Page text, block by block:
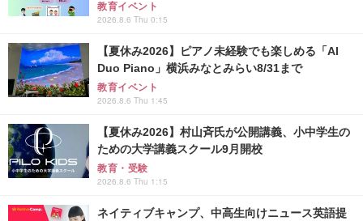
教育イベント
2026.8.6 Thu 0:15
【夏休み2026】ピアノ未経験でも楽しめる「AI
Duo Piano」横浜みなとみらい8/31まで
教育イベント
2026.8.6 Thu 1:45
【夏休み2026】村山斉氏が公開講義、小中学生の
ための大学講義スクール9月開校
教育・受験
2026.8.6 Thu 1:15
ネイティブキャンプ、中高生向けニュース英語提